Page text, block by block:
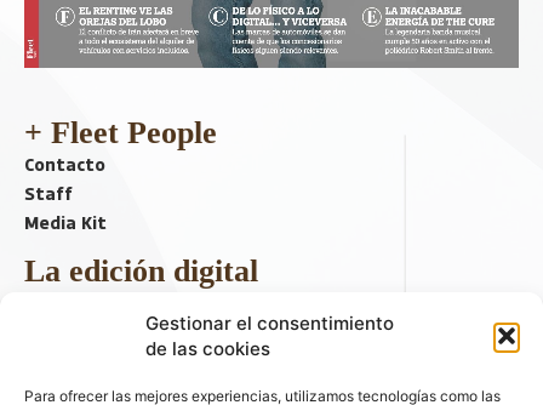
Gestionar el consentimiento
de las cookies
Para ofrecer las mejores experiencias, utilizamos tecnologías como las
+ Fleet People
Contacto
Staff
Media Kit
La edición digital
Descargar último ejemplar
ir a hemeroteca
+ Contenido en redes sociales